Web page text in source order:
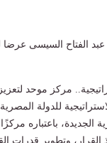
الفتاح السيسى عرضا
مركز موحد
للدولة
الجديدة، باعتباره
وتطوير قدرات